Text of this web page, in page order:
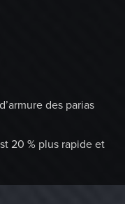
des parias
20 % plus rapide et